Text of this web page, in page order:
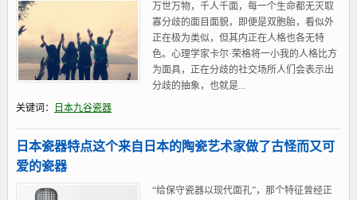
万世万物，千人千面，每一个生命都无灭取
寡分歧的面目面貌，即便是双胞胎，看似外
正在极为类似，但其内正在人格也各无特
色。心理学家卡尔·荣格将一小我的人格比方
为面具，正在分歧的社交场所人们会表示出
分歧的抽象，也就是...
关键词：
日本九谷瓷器
日本瓷器特点这个来自日本的陶瓷艺术家做了古怪而又可
爱的瓷器
“给保守瓷器以现代面孔”，那个特征曾经正